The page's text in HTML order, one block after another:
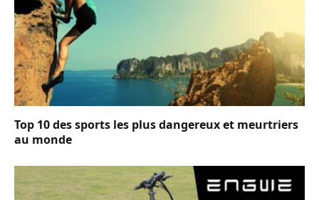
Top 10 des sports les plus dangereux et meurtriers
au monde